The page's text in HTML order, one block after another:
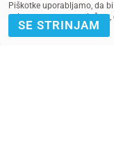
Piškotke uporabljamo, da
spletnega mesta
SE STRINJAM